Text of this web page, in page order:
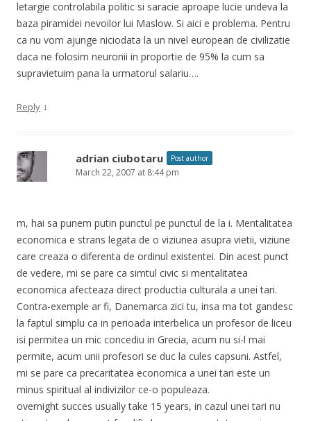
letargie controlabila politic si saracie aproape lucie undeva la
baza piramidei nevoilor lui Maslow. Si aici e problema. Pentru
ca nu vom ajunge niciodata la un nivel european de civilizatie
daca ne folosim neuronii in proportie de 95% la cum sa
supravietuim pana la urmatorul salariu….
Reply ↓
adrian ciubotaru Post author
March 22, 2007 at 8:44 pm
m, hai sa punem putin punctul pe punctul de la i. Mentalitatea
economica e strans legata de o viziunea asupra vietii, viziune
care creaza o diferenta de ordinul existentei. Din acest punct
de vedere, mi se pare ca simtul civic si mentalitatea
economica afecteaza direct productia culturala a unei tari.
Contra-exemple ar fi, Danemarca zici tu, insa ma tot gandesc
la faptul simplu ca in perioada interbelica un profesor de liceu
isi permitea un mic concediu in Grecia, acum nu si-l mai
permite, acum unii profesori se duc la cules capsuni. Astfel,
mi se pare ca precaritatea economica a unei tari este un
minus spiritual al indivizilor ce-o populeaza.
overnight succes usually take 15 years, in cazul unei tari nu